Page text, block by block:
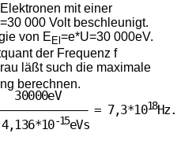
mit einer
000 Volt beschleunigt.
von EEl =e*U=30 000eV.
der Frequenz f
läßt such die maximale
berechnen.
30000eV
= 7,3*1018Hz.
-15eVs